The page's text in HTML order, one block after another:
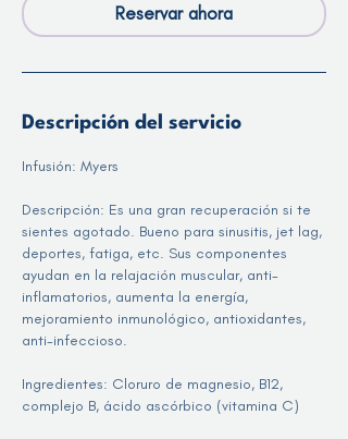
Reservar ahora
Descripción del servicio
Infusión: Myers
Descripción: Es una gran recuperación si te
sientes agotado. Bueno para sinusitis, jet lag,
deportes, fatiga, etc. Sus componentes
ayudan en la relajación muscular, anti-
inflamatorios, aumenta la energía,
mejoramiento inmunológico, antioxidantes,
anti-infeccioso.
Ingredientes: Cloruro de magnesio, B12,
complejo B, ácido ascórbico (vitamina C)